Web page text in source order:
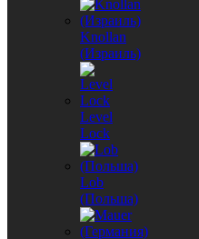
Knollan
(Израиль)
Level
Lock
Lob
(Польша)